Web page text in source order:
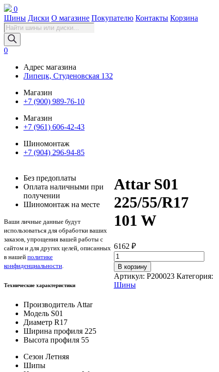
0
Шины Диски О магазине Покупателю Контакты Корзина
Поиск
товаров
0
Адрес магазина
Липецк, Студеновская 132
Магазин
+7 (900) 989-76-10
Магазин
+7 (961) 606-42-43
Шиномонтаж
+7 (904) 296-94-85
Attar S01
225/55/R17
101 W
6162 ₽
Количество
товара
Attar
S01
225/55/R17
В корзину
Артикул: P200023 Категория:
Шины
Без предоплаты
Оплата наличными при
получении
Шиномонтаж на месте
Ваши личные данные будут
использоваться для обработки ваших
заказов, упрощения вашей работы с
сайтом и для других целей, описанных
в нашей политике
конфиденциальности.
Технические характеристики
Производитель Attar
Модель S01
Диаметр R17
Ширина профиля 225
Высота профиля 55
Сезон Летняя
Шипы